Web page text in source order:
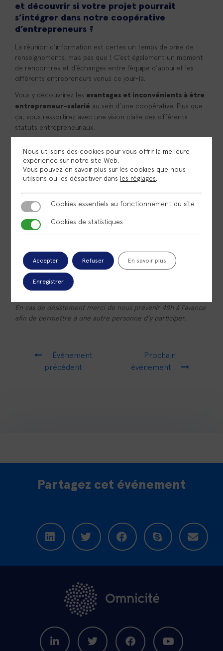
et découvrir si votre projet pourrait
s’intégrer dans notre coopérative
d’entrepreneurs ?
La réunion d’information est certes un temps de prise de
renseignements, mais pas que ! C’est également un moment
de rencontres et d’échanges entre l’équipe d’appui et les
différents entrepreneurs venus ce jour-là.
Vous y découvrirez les avantages et inconvénients à être
entrepreneur-salarié au sein d’une coopérative. Plus que
ça, vous ressortirez avec une vision claire des différents
statuts entrepreneuriaux.
fonctionnement et des services spécifiques
d’Omnicité
. Les coopératives d’activité et d’emploi (CAE)
comme nous ne seront plus un mystère pour vous.
Notre but ?
Se rencontrer et vous permettre de
Profitez-en, c’est l’occasion de poser toutes vos questions !
Inscription obligatoire
En cas de désistement merci de nous prévenir 48h à l’avance
afin de permettre à une autre personne d’y participer.
Événement
précédent
Prochain
événement
Partagez cet événement
Nous utilisons des cookies pour vous offrir la meilleure
expérience sur notre site Web.
Vous pouvez en savoir plus sur les cookies que nous
utilisons ou les désactiver dans les réglages
Cookies essentiels au fonctionnement du site
Cookies essentiels au fonctionnement du site
Cookies de statistiques
Cookies de statistiques
Accepter Refuser En savoir plus
Enregistrer